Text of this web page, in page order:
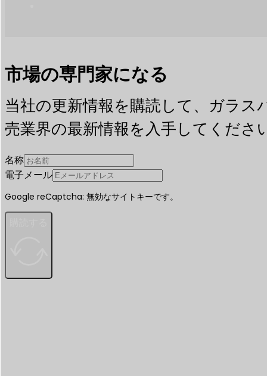
市場の専門家になる
当社の更新情報を購読して、ガラス
売業界の最新情報を入手してくださ
名称
電子メール
Google reCaptcha: 無効なサイトキーです。